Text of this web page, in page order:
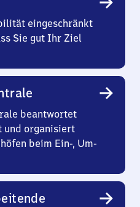
eingeschränkt
Sie gut Ihr Ziel
beantwortet
und organisiert
beim Ein-, Um-